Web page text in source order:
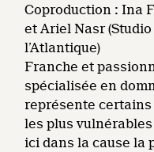
Coproduction : Ina
et Ariel Nasr
l’Atlantique)
Franche et
spécialisée en
représente
les plus vulnérables
ici dans la cause la